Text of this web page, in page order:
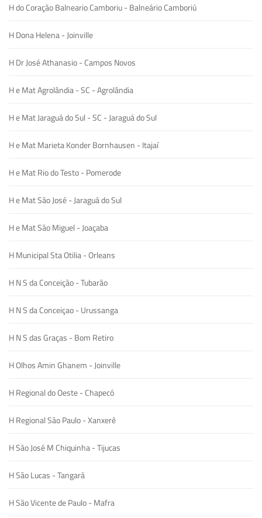
H do Coração Balneario Camboriu - Balneário Camboriú
H Dona Helena - Joinville
H Dr José Athanasio - Campos Novos
H e Mat Agrolândia - SC - Agrolândia
H e Mat Jaraguá do Sul - SC - Jaraguá do Sul
H e Mat Marieta Konder Bornhausen - Itajaí
H e Mat Rio do Testo - Pomerode
H e Mat São José - Jaraguá do Sul
H e Mat São Miguel - Joaçaba
H Municipal Sta Otilia - Orleans
H N S da Conceição - Tubarão
H N S da Conceiçao - Urussanga
H N S das Graças - Bom Retiro
H Olhos Amin Ghanem - Joinville
H Regional do Oeste - Chapecó
H Regional São Paulo - Xanxerê
H São José M Chiquinha - Tijucas
H São Lucas - Tangará
H São Vicente de Paulo - Mafra